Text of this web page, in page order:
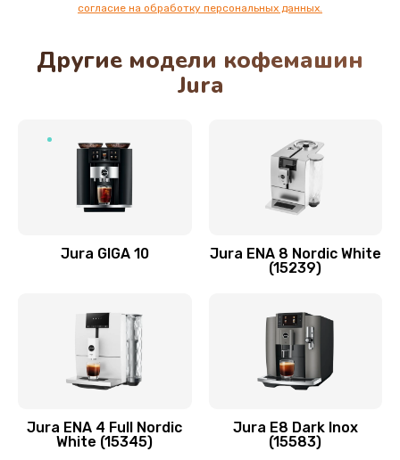
согласие на обработку персональных данных.
Другие модели кофемашин
Jura
Jura GIGA 10
Jura ENA 8 Nordic White
(15239)
Jura ENA 4 Full Nordic
White (15345)
Jura E8 Dark Inox
(15583)